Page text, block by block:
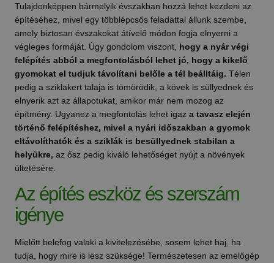
Tulajdonképpen bármelyik évszakban hozzá lehet kezdeni az
építéséhez, mivel egy többlépcsős feladattal állunk szembe,
amely biztosan évszakokat átívelő módon fogja elnyerni a
végleges formáját. Úgy gondolom viszont, hogy a nyár végi
felépítés abból a megfontolásból lehet jó, hogy a kikelő
gyomokat el tudjuk távolítani belőle a tél beálltáig. Télen
pedig a sziklakert talaja is tömörödik, a kövek is süllyednek és
elnyerik azt az állapotukat, amikor már nem mozog az
építmény. Ugyanez a megfontolás lehet igaz a tavasz elején
történő felépítéshez, mivel a nyári időszakban a gyomok
eltávolíthatók és a sziklák is besüllyednek stabilan a
helyükre, az ősz pedig kiváló lehetőséget nyújt a növények
ültetésére.
Az építés eszköz és szerszám
igénye
Mielőtt belefog valaki a kivitelezésébe, sosem lehet baj, ha
tudja, hogy mire is lesz szüksége! Természetesen az emelőgép